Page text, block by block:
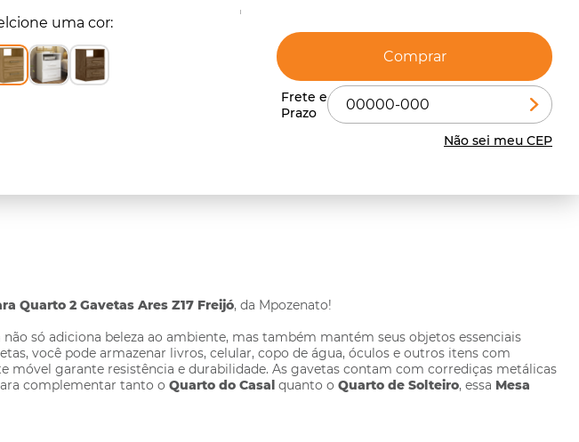
uma cor
Comprar
Não sei meu CEP
Quarto 2 Gavetas Ares Z17 Freijó, da Mpozenato!
só adiciona beleza ao ambiente, mas também mantém seus objetos essenciais
você pode armazenar livros, celular, copo de água, óculos e outros itens com
móvel garante resistência e durabilidade. As gavetas contam com corrediças metálicas
complementar tanto oQuarto do Casal quanto oQuarto de Solteiro, essa Mesa